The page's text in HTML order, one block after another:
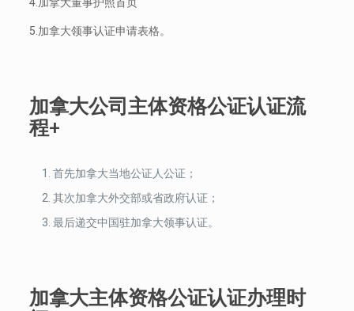
5.加拿大领事认证申请表格。
加拿大公司主体资格公证认证流
程+
首先加拿大当地公证人公证；
其次加拿大外交部或省政府认证；
最后递交中国驻加拿大领事认证。
加拿大主体资格公证认证办理时